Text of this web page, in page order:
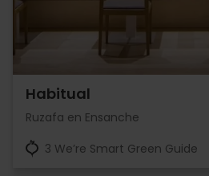
Habitual
Ruzafa en Ensanche
3 We’re Smart Green Guide